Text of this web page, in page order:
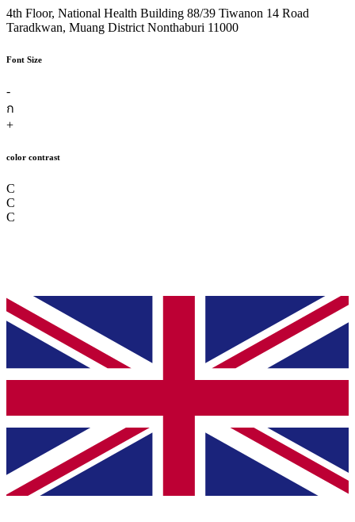
4th Floor, National Health Building 88/39 Tiwanon 14 Road
Taradkwan, Muang District Nonthaburi 11000
Font Size
-
ก
+
color contrast
C
C
C